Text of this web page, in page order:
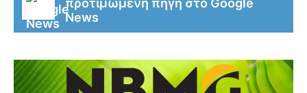
προτιμώμενη πηγή στο Google
News